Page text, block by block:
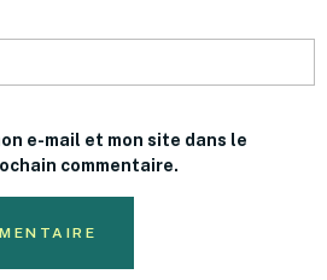
e-mail et mon site dans le
commentaire.